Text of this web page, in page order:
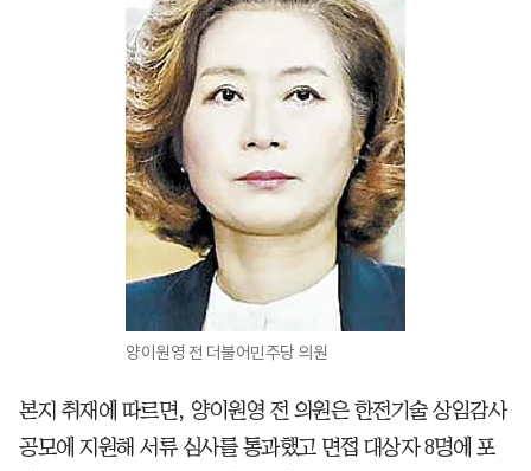
양이원영 전 더불어민주당 의원
본지 취재에 따르면, 양이원영 전 의원은 한전기술 상임감사
공모에 지원해 서류 심사를 통과했고 면접 대상자 8명에 포